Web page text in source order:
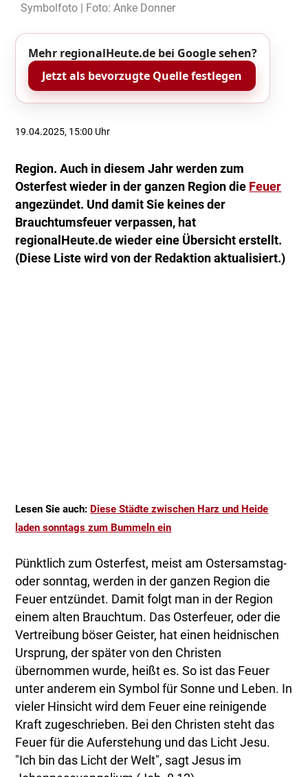
Symbolfoto | Foto: Anke Donner
Mehr regionalHeute.de bei Google sehen?
Jetzt als bevorzugte Quelle festlegen
19.04.2025, 15:00 Uhr
Region. Auch in diesem Jahr werden zum
Osterfest wieder in der ganzen Region die Feuer
angezündet. Und damit Sie keines der
Brauchtumsfeuer verpassen, hat
regionalHeute.de wieder eine Übersicht erstellt.
(Diese Liste wird von der Redaktion aktualisiert.)
Lesen Sie auch: Diese Städte zwischen Harz und Heide
laden sonntags zum Bummeln ein
Pünktlich zum Osterfest, meist am Ostersamstag-
oder sonntag, werden in der ganzen Region die
Feuer entzündet. Damit folgt man in der Region
einem alten Brauchtum. Das Osterfeuer, oder die
Vertreibung böser Geister, hat einen heidnischen
Ursprung, der später von den Christen
übernommen wurde, heißt es. So ist das Feuer
unter anderem ein Symbol für Sonne und Leben. In
vieler Hinsicht wird dem Feuer eine reinigende
Kraft zugeschrieben. Bei den Christen steht das
Feuer für die Auferstehung und das Licht Jesu.
"Ich bin das Licht der Welt", sagt Jesus im